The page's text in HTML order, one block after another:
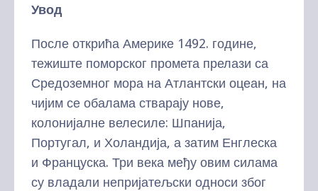
Увод
После открића Америке 1492. године,
тежиште поморског промета прелази са
Средоземног мора на Атлантски оцеан, на
чијим се обалама стварају нове,
колонијалне велесиле: Шпанија,
Португал, и Холандија, а затим Енглеска
и Француска. Три века међу овим силама
су владали непријатељски односи због